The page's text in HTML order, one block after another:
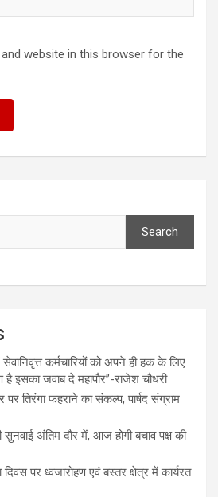
website in this browser for the
Search
कर्मचारियों को अपने ही हक के लिए
इसका जवाब दे महापौर”-राजेश चौधरी
पर तिरंगा फहराने का संकल्प, पार्षद संग्राम
अंतिम दौर में, आज होगी बचाव पक्ष की
पर ध्वजारोहण एवं बस्तर क्षेत्र में कार्यरत